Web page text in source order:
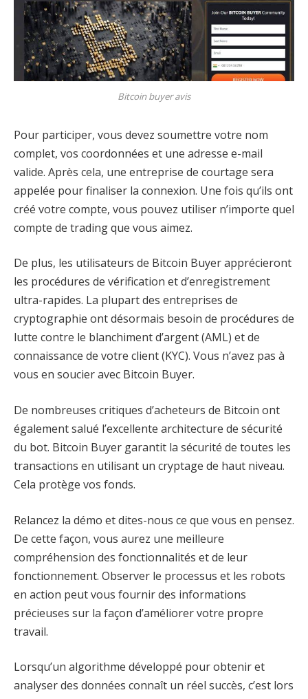
Bitcoin buyer avis
Pour participer, vous devez soumettre votre nom
complet, vos coordonnées et une adresse e-mail
valide. Après cela, une entreprise de courtage sera
appelée pour finaliser la connexion. Une fois qu’ils ont
créé votre compte, vous pouvez utiliser n’importe quel
compte de trading que vous aimez.
De plus, les utilisateurs de Bitcoin Buyer apprécieront
les procédures de vérification et d’enregistrement
ultra-rapides. La plupart des entreprises de
cryptographie ont désormais besoin de procédures de
lutte contre le blanchiment d’argent (AML) et de
connaissance de votre client (KYC). Vous n’avez pas à
vous en soucier avec Bitcoin Buyer.
De nombreuses critiques d’acheteurs de Bitcoin ont
également salué l’excellente architecture de sécurité
du bot. Bitcoin Buyer garantit la sécurité de toutes les
transactions en utilisant un cryptage de haut niveau.
Cela protège vos fonds.
Relancez la démo et dites-nous ce que vous en pensez.
De cette façon, vous aurez une meilleure
compréhension des fonctionnalités et de leur
fonctionnement. Observer le processus et les robots
en action peut vous fournir des informations
précieuses sur la façon d’améliorer votre propre
travail.
Lorsqu’un algorithme développé pour obtenir et
analyser des données connaît un réel succès, c’est lors